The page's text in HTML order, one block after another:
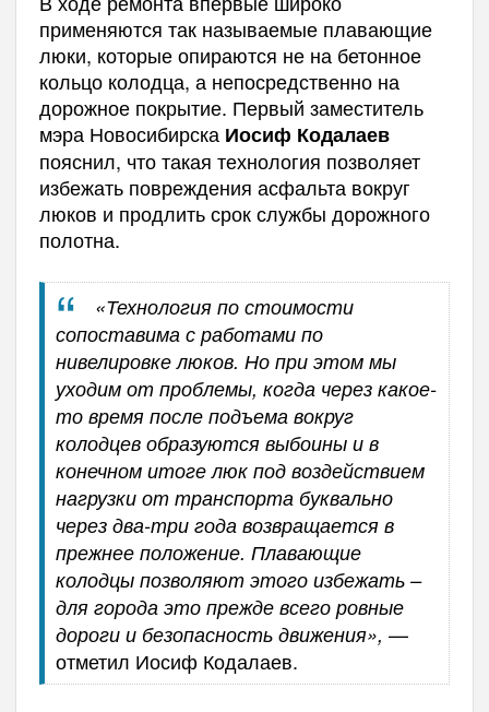
применяются так называемые плавающие
люки, которые опираются не на бетонное
кольцо колодца, а непосредственно на
дорожное покрытие. Первый заместитель
мэра Новосибирска Иосиф Кодалаев
пояснил, что такая технология позволяет
избежать повреждения асфальта вокруг
люков и продлить срок службы дорожного
полотна.
«Технология по стоимости
сопоставима с работами по
нивелировке люков. Но при этом мы
уходим от проблемы, когда через какое-
то время после подъема вокруг
колодцев образуются выбоины и в
конечном итоге люк под воздействием
нагрузки от транспорта буквально
через два-три года возвращается в
прежнее положение. Плавающие
колодцы позволяют этого избежать –
для города это прежде всего ровные
дороги и безопасность движения», —
отметил Иосиф Кодалаев.